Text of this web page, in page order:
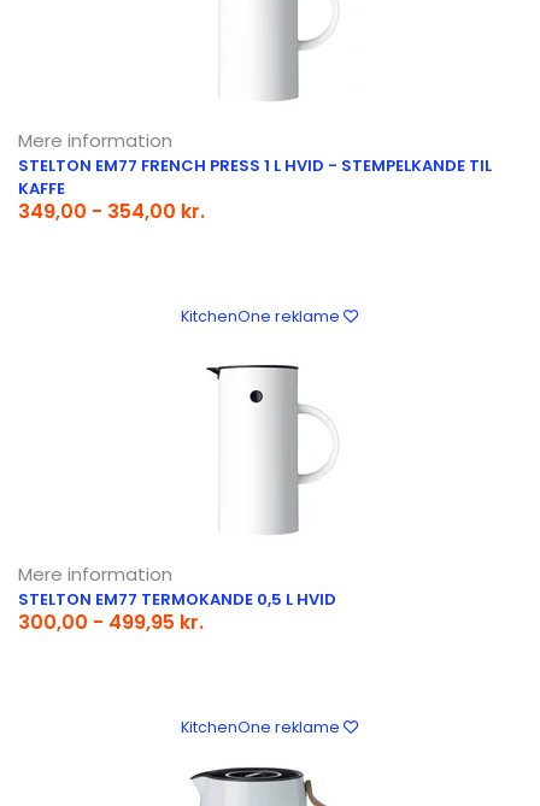
Mere information
STELTON EM77 FRENCH PRESS 1 L HVID - STEMPELKANDE TIL
KAFFE
349,00 - 354,00 kr.
KitchenOne reklame
Mere information
STELTON EM77 TERMOKANDE 0,5 L HVID
300,00 - 499,95 kr.
KitchenOne reklame